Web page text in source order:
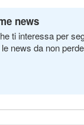
news
ti interessa per
news da non